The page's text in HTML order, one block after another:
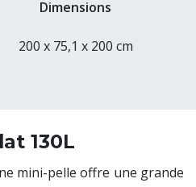
Dimensions
200 x 75,1 x 200 cm
130L
mini-pelle offre une grande